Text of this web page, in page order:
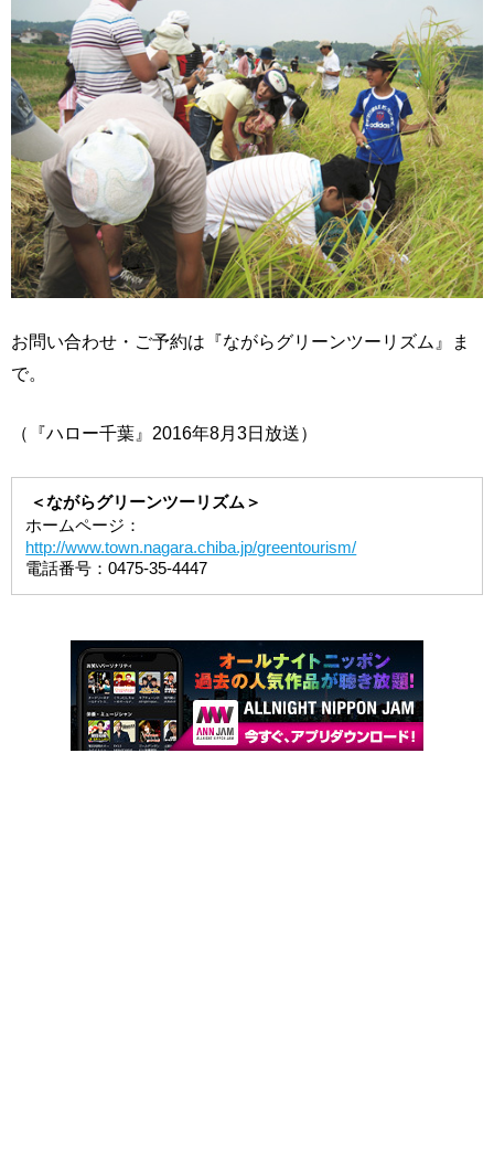
お問い合わせ・ご予約は『ながらグリーンツーリズム』ま
で。
（『ハロー千葉』2016年8月3日放送）
＜ながらグリーンツーリズム＞
ホームページ：
http://www.town.nagara.chiba.jp/greentourism/
電話番号：0475-35-4447